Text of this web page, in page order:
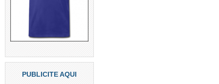
PUBLICITE AQUI